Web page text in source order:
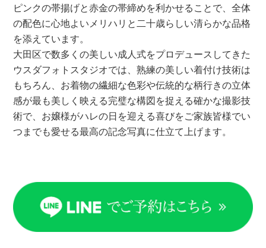
ピンクの帯揚げと赤金の帯締めを利かせることで、全体
の配色に心地よいメリハリと二十歳らしい清らかな品格
を添えています。
大田区で数多くの美しい成人式をプロデュースしてきた
ウスダフォトスタジオでは、熟練の美しい着付け技術は
もちろん、お着物の繊細な色彩や伝統的な柄行きの立体
感が最も美しく映える完璧な構図を捉える確かな撮影技
術で、お嬢様がハレの日を迎える喜びをご家族皆様でい
つまでも愛せる最高の記念写真に仕立て上げます。